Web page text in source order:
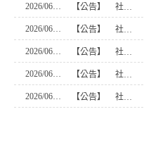
2026/06/22 【公告】 社團活動組
2026/06/22 【公告】 社團活動組
2026/06/22 【公告】 社團活動組
2026/06/18 【公告】 社團活動組
2026/06/18 【公告】 社團活動組